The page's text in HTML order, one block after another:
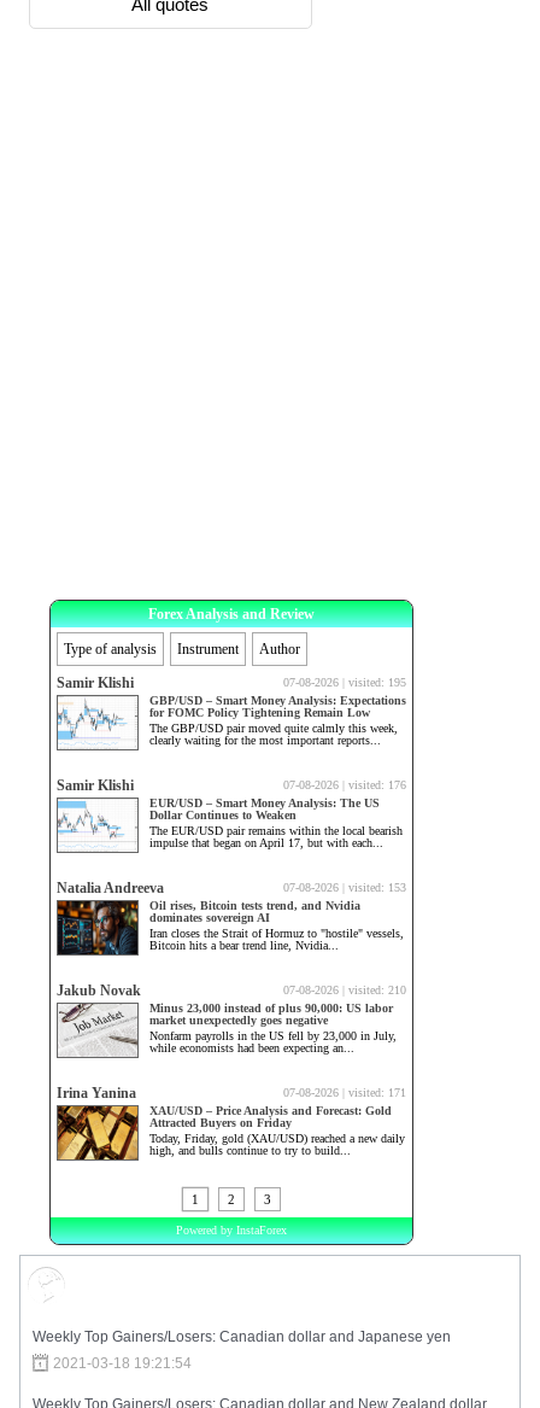
Weekly Top Gainers/Losers: Canadian dollar and Japanese yen
2021-03-18 19:21:54
Weekly Top Gainers/Losers: Canadian dollar and New Zealand dollar